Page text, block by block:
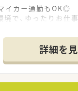
イカー通勤もOK◎
で、ゆったりお仕
処方箋枚数は60-80
アで調剤薬局のチ
囲気の薬局です。
目指しています。
詳細を